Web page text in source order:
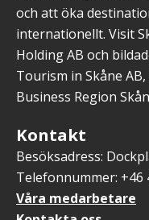
och att öka
internationellt. Visit
Holding AB och
Tourism in Skåne
Business Region
Kontakt
Besöksadress:
Telefonnummer: +46
Våra medarbetare